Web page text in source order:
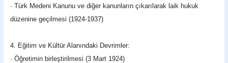
· Türk Medeni Kanunu ve diğer kanunların çıkarılarak laik hukuk
düzenine geçilmesi (1924-1937)
4. Eğitim ve Kültür Alanındaki Devrimler:
· Öğretimin birleştirilmesi (3 Mart 1924)